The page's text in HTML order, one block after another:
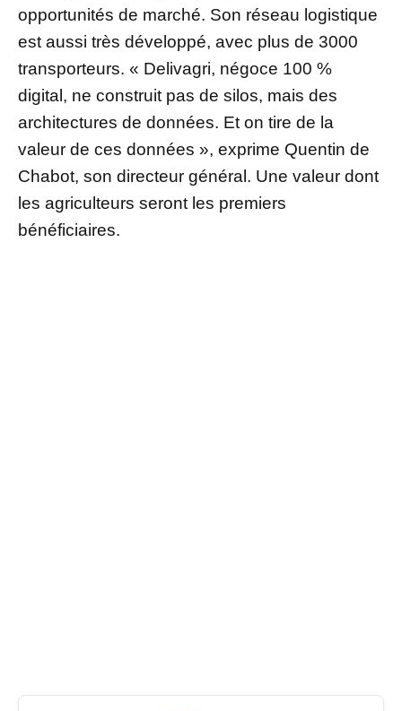
opportunités de marché. Son réseau logistique
est aussi très développé, avec plus de 3000
transporteurs. « Delivagri, négoce 100 %
digital, ne construit pas de silos, mais des
architectures de données. Et on tire de la
valeur de ces données », exprime Quentin de
Chabot, son directeur général. Une valeur dont
les agriculteurs seront les premiers
bénéficiaires.